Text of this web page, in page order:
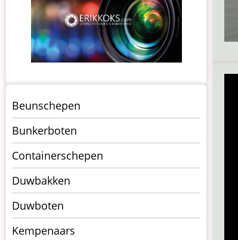
Menu
Schepen
Beunschepen
Bunkerboten
Containerschepen
Duwbakken
Duwboten
Kempenaars